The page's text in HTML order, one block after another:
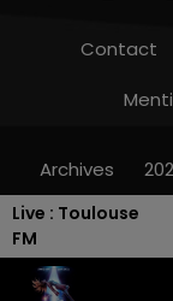
Live : Toulouse
FM
Contact
Archives